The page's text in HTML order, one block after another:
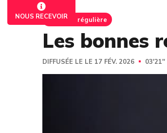
NOUS RECEVOIREmission régulière
Les bonnes
DIFFUSÉE LE LE 17 FÉV. 2026 03'21''